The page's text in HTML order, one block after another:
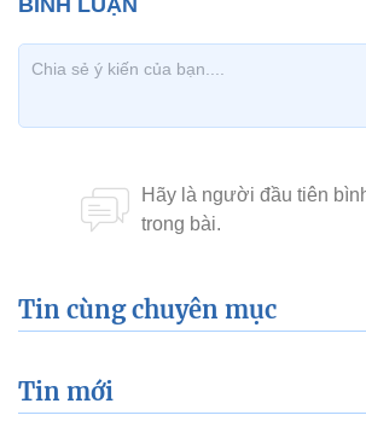
Tin cùng chuyên mục
Tin mới